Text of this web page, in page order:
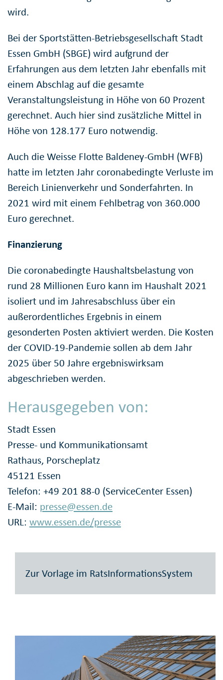
wird.
Bei der Sportstätten-Betriebsgesellschaft Stadt
Essen GmbH (SBGE) wird aufgrund der
Erfahrungen aus dem letzten Jahr ebenfalls mit
einem Abschlag auf die gesamte
Veranstaltungsleistung in Höhe von 60 Prozent
gerechnet. Auch hier sind zusätzliche Mittel in
Höhe von 128.177 Euro notwendig.
Auch die Weisse Flotte Baldeney-GmbH (WFB)
hatte im letzten Jahr coronabedingte Verluste im
Bereich Linienverkehr und Sonderfahrten. In
2021 wird mit einem Fehlbetrag von 360.000
Euro gerechnet.
Finanzierung
Die coronabedingte Haushaltsbelastung von
rund 28 Millionen Euro kann im Haushalt 2021
isoliert und im Jahresabschluss über ein
außerordentliches Ergebnis in einem
gesonderten Posten aktiviert werden. Die Kosten
der COVID-19-Pandemie sollen ab dem Jahr
2025 über 50 Jahre ergebniswirksam
abgeschrieben werden.
Herausgegeben von:
Stadt Essen
Presse- und Kommunikationsamt
Rathaus, Porscheplatz
45121 Essen
Telefon: +49 201 88-0 (ServiceCenter Essen)
E-Mail: presse@essen.de
URL: www.essen.de/presse
Zur Vorlage im RatsInformationsSystem